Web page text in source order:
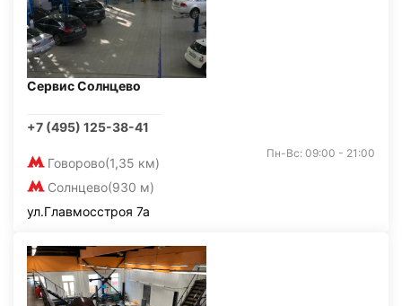
Сервис Солнцево
+7 (495) 125-38-41
Говорово(1,35 км)
Солнцево(930 м)
Пн-Вс: 09:00 - 21:00
ул.Главмосстроя 7а